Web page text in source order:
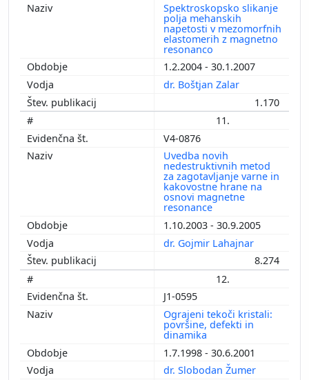
Spektroskopsko slikanje
polja mehanskih
napetosti v mezomorfnih
elastomerih z magnetno
resonanco
1.2.2004 - 30.1.2007
dr. Boštjan Zalar
1.170
11.
V4-0876
Uvedba novih
nedestruktivnih metod
za zagotavljanje varne in
kakovostne hrane na
osnovi magnetne
resonance
1.10.2003 - 30.9.2005
dr. Gojmir Lahajnar
8.274
12.
J1-0595
Ograjeni tekoči kristali:
površine, defekti in
dinamika
1.7.1998 - 30.6.2001
dr. Slobodan Žumer